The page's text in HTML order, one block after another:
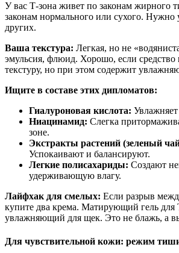
У вас Т-зона живет по законам жирного
законам нормального или сухого. Нужно
других.
Ваша текстура: Легкая, но не
эмульсия, флюид. Хорошо, если
текстуру, но при этом содержит
Ищите в составе этих дипломатов:
Гиалуроновая кислота:
Ниацинамид: Слегка
зоне.
Экстракты растений (зеленый
Успокаивают и балансируют.
Легкие полисахариды: Создают
удерживающую влагу.
Лайфхак для смелых: Если разрыв
купите два крема. Матирующий гель для
увлажняющий для щек. Это не блажь, а
Для чувствительной кожи: режим